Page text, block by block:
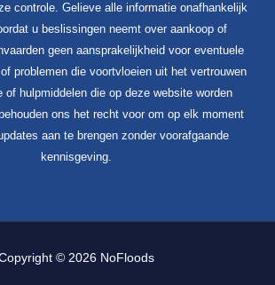
controle. Gelieve alle informatie onafhankelijk
u beslissingen neemt over aankoop of
geen aansprakelijkheid voor eventuele
problemen die voortvloeien uit het vertrouwen
of hulpmiddelen die op deze website worden
ons het recht voor om op elk moment
aan te brengen zonder voorafgaande
kennisgeving.
© 2026 NoFloods